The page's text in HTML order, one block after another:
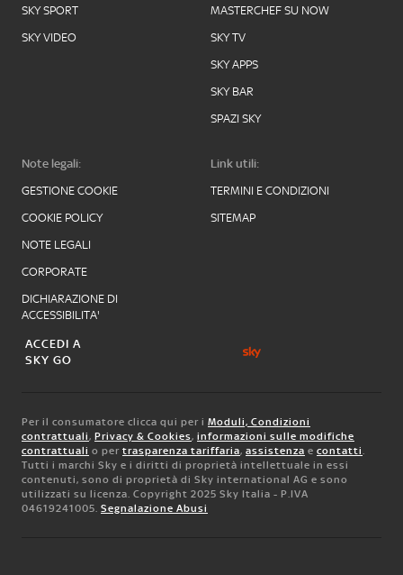
SKY SPORT
SKY VIDEO
MASTERCHEF SU NOW
SKY TV
SKY APPS
SKY BAR
SPAZI SKY
Note legali:
GESTIONE COOKIE
COOKIE POLICY
NOTE LEGALI
CORPORATE
DICHIARAZIONE DI
ACCESSIBILITA'
Link utili:
TERMINI E CONDIZIONI
SITEMAP
ACCEDI A
SKY GO
Per il consumatore clicca qui per i Moduli, Condizioni
contrattuali, Privacy & Cookies, informazioni sulle modifiche
contrattuali o per trasparenza tariffaria, assistenza e contatti.
Tutti i marchi Sky e i diritti di proprietà intellettuale in essi
contenuti, sono di proprietà di Sky international AG e sono
utilizzati su licenza. Copyright 2025 Sky Italia - P.IVA
04619241005. Segnalazione Abusi